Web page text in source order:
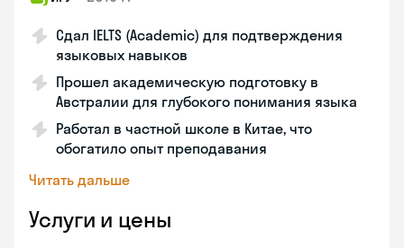
Сдал IELTS (Academic) для подтверждения
языковых навыков
Прошел академическую подготовку в
Австралии для глубокого понимания языка
Работал в частной школе в Китае, что
обогатило опыт преподавания
Читать дальше
Услуги и цены